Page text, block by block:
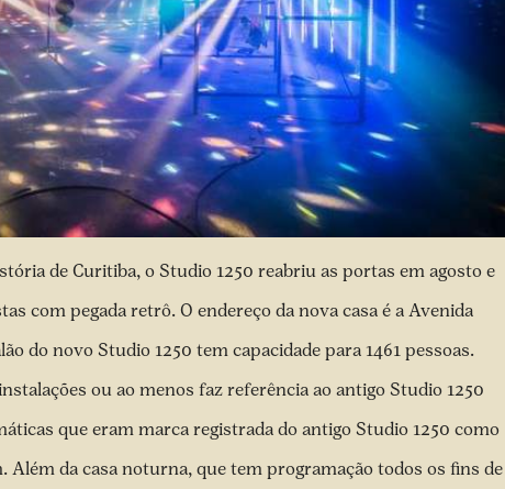
de Curitiba, o Studio 1250 reabriu as portas em agosto e
com pegada retrô. O endereço da nova casa é a Avenida
do novo Studio 1250 tem capacidade para 1461 pessoas.
ou ao menos faz referência ao antigo Studio 1250
que eram marca registrada do antigo Studio 1250 como
Além da casa noturna, que tem programação todos os fins de